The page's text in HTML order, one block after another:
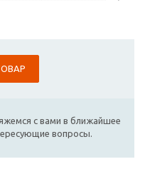
с вами в ближайшее
вопросы.